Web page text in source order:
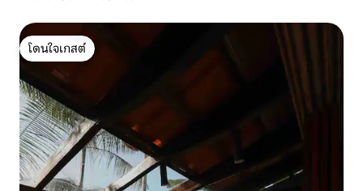
โดนใจเกสต์
โดนใจเกสต์